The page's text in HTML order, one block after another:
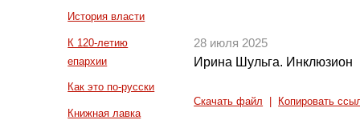
История власти
К 120-летию
епархии
Как это по-русски
Книжная лавка
28 июля 2025
Ирина Шульга. Инклюзион
Скачать файл Копировать